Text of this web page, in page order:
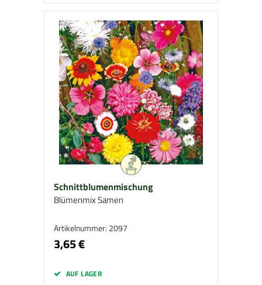
Schnittblumenmischung
Blümenmix Samen
Artikelnummer: 2097
3,65 €
AUF LAGER